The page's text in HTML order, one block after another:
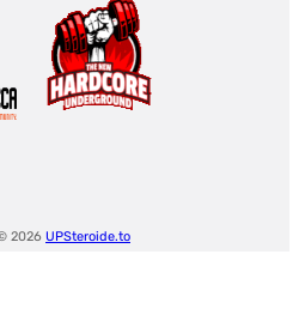
2026 UPSteroide.to